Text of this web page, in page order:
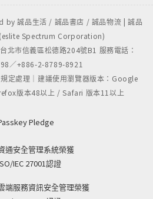
by 誠品生活 / 誠品書店 / 誠品物流 | 誠品
Spectrum Corporation)
北市信義區松德路204號B1 服務電話：
／+886-2-8789-8921
定處理｜建議使用瀏覽器版本：Google
版本48以上 / Safari 版本11以上
Pledge
通安全管理系統榮獲
IEC 27001認證
端服務資訊安全管理榮獲